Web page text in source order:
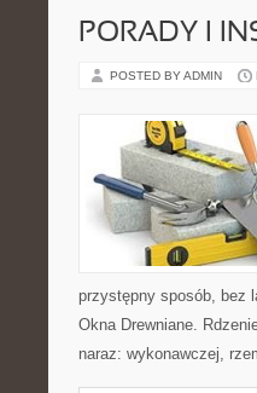
PORADY I
POSTED BY ADMIN
przystępny sposób, bez
Okna Drewniane.
naraz: wykonawczej,